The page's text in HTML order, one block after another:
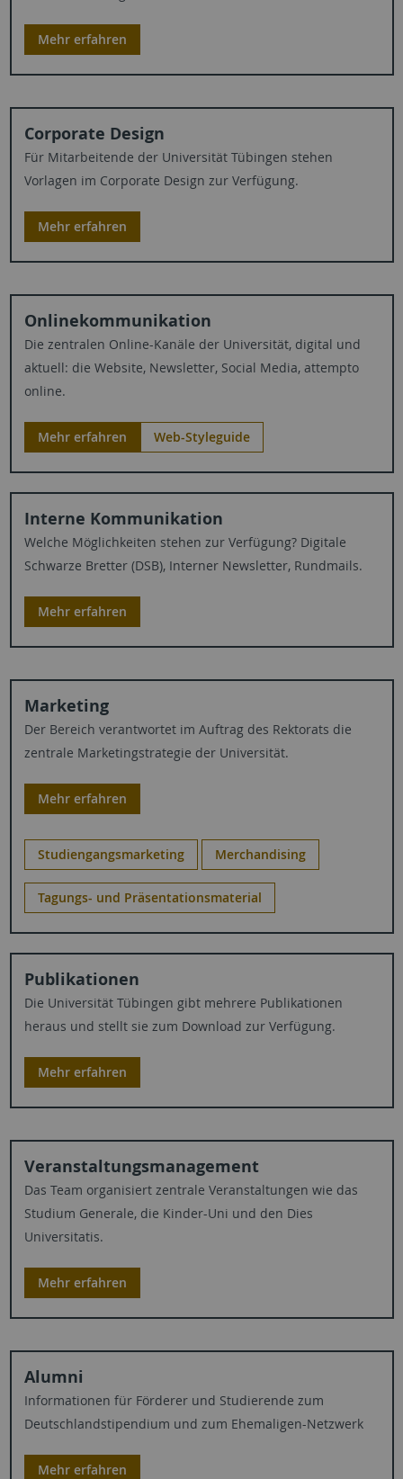
Mehr erfahren
Corporate Design
Für Mitarbeitende der Universität Tübingen stehen
Vorlagen im Corporate Design zur Verfügung.
Mehr erfahren
Onlinekommunikation
Die zentralen Online-Kanäle der Universität, digital und
aktuell: die Website, Newsletter, Social Media, attempto
online.
Mehr erfahren Web-Styleguide
Interne Kommunikation
Welche Möglichkeiten stehen zur Verfügung? Digitale
Schwarze Bretter (DSB), Interner Newsletter, Rundmails.
Mehr erfahren
Marketing
Der Bereich verantwortet im Auftrag des Rektorats die
zentrale Marketingstrategie der Universität.
Mehr erfahren
Studiengangsmarketing Merchandising
Tagungs- und Präsentationsmaterial
Publikationen
Die Universität Tübingen gibt mehrere Publikationen
heraus und stellt sie zum Download zur Verfügung.
Mehr erfahren
Veranstaltungsmanagement
Das Team organisiert zentrale Veranstaltungen wie das
Studium Generale, die Kinder-Uni und den Dies
Universitatis.
Mehr erfahren
Alumni
Informationen für Förderer und Studierende zum
Deutschlandstipendium und zum Ehemaligen-Netzwerk
Mehr erfahren